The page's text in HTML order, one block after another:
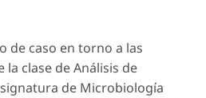
de caso en torno a las
clase de Análisis de
de Microbiología